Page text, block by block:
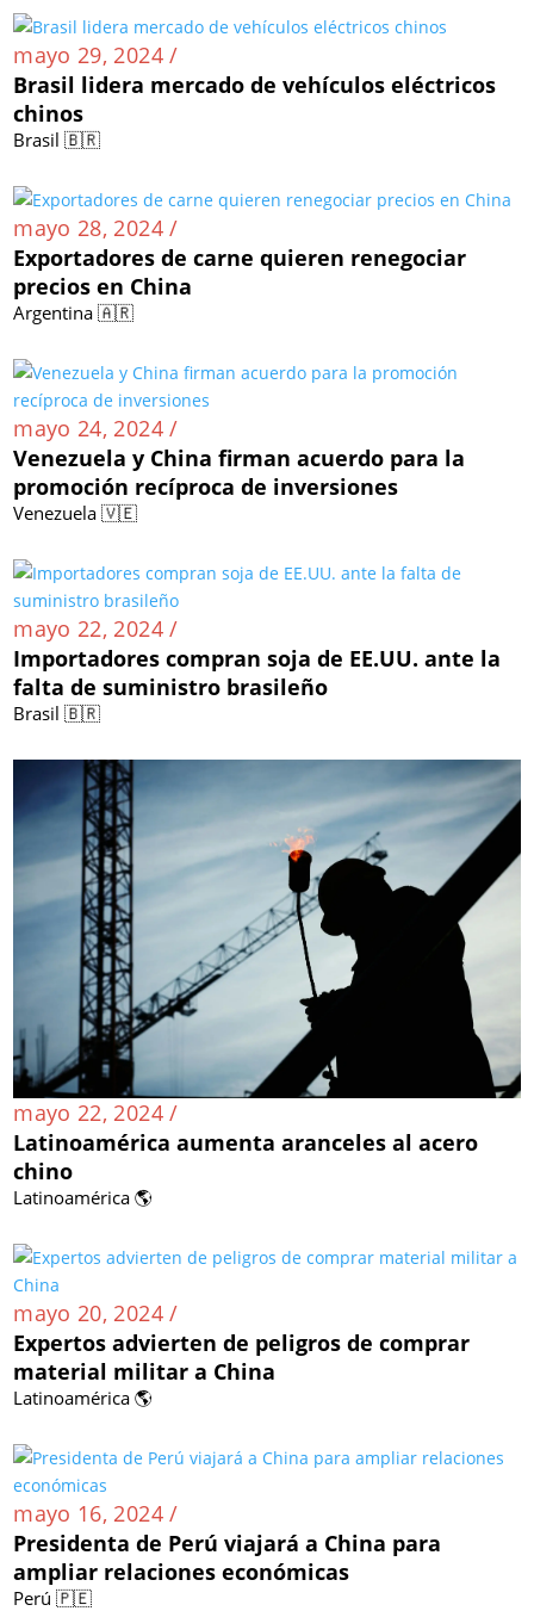
mayo 29, 2024 /
Brasil lidera mercado de vehículos eléctricos
chinos
Brasil 🇧🇷
mayo 28, 2024 /
Exportadores de carne quieren renegociar
precios en China
Argentina 🇦🇷
mayo 24, 2024 /
Venezuela y China firman acuerdo para la
promoción recíproca de inversiones
Venezuela 🇻🇪
mayo 22, 2024 /
Importadores compran soja de EE.UU. ante la
falta de suministro brasileño
Brasil 🇧🇷
mayo 22, 2024 /
Latinoamérica aumenta aranceles al acero
chino
Latinoamérica 🌎
mayo 20, 2024 /
Expertos advierten de peligros de comprar
material militar a China
Latinoamérica 🌎
mayo 16, 2024 /
Presidenta de Perú viajará a China para
ampliar relaciones económicas
Perú 🇵🇪